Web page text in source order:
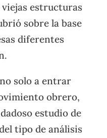
estructuras
sobre la base
diferentes
solo a entrar
obrero,
estudio de
tipo de análisis